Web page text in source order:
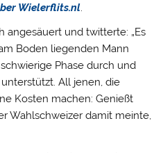
Wielerflits.nl.
angesäuert und twitterte: „Es
Boden liegenden Mann
Phase durch und
All jenen, die
Kosten machen: Genießt
Wahlschweizer damit meinte,